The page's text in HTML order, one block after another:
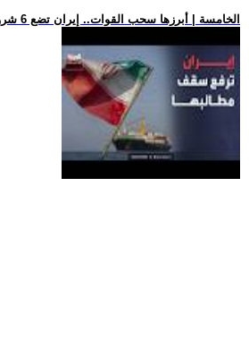
.. الخامسة | أبرزها سحب القوات.. إيران تضع 6 شروط لفتح هرمز